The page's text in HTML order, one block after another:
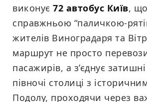
виконує 72 автобус Київ,
справжньою “паличкою-
жителів Виноградаря та
маршрут не просто
пасажирів, а з’єднує
півночі столиці з
Подолу, проходячи через